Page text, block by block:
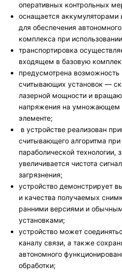
оперативных контрольных
оснащается
для обеспечения
комплекса при
транспортировка
входящем в базовую
предусмотрена возможность
считывающих установок —
лазерной мощности и
напряжения на умножающем
элементе;
в устройстве реализован
считывающего алгоритма
параболической технологии,
увеличивается чистота
загрязнения;
устройство демонстрирует
и качества получаемых
ранними версиями и
установками;
устройство может
каналу связи, а также
автономного
обработки;